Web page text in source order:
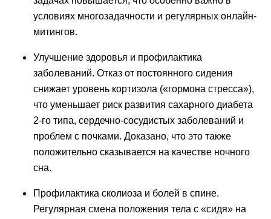
условиях многозадачности и регулярных онлайн-
митингов.
Улучшение здоровья и профилактика
заболеваний. Отказ от постоянного сидения
снижает уровень кортизола («гормона стресса»),
что уменьшает риск развития сахарного диабета
2-го типа, сердечно-сосудистых заболеваний и
проблем с почками. Доказано, что это также
положительно сказывается на качестве ночного
сна.
Профилактика сколиоза и болей в спине.
Регулярная смена положения тела с «сидя» на